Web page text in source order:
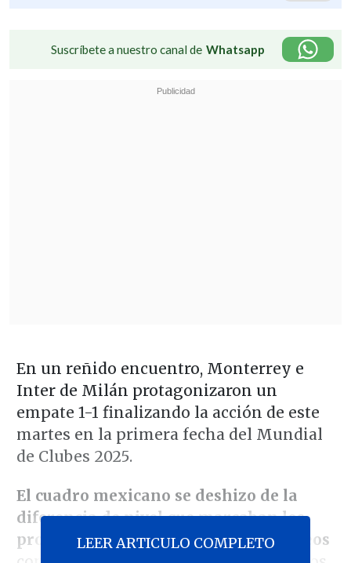
Suscríbete a nuestro canal de Whatsapp
En un reñido encuentro, Monterrey e
Inter de Milán protagonizaron un
empate 1-1 finalizando la acción de este
martes en la primera fecha del Mundial
de Clubes 2025.
El cuadro mexicano se deshizo de la
diferencia de nivel que marcaban los
pronósticos y sorprendió a los europeos
LEER ARTICULO COMPLETO